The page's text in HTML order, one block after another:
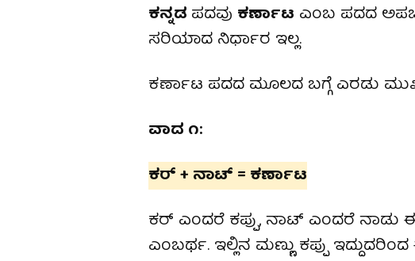
ಕನ್ನಡ ಪದವು ಕರ್ಣಾಟ ಎಂಬ ಪದದ
ಸರಿಯಾದ ನಿರ್ಧಾರ ಇಲ್ಲ.
ಕರ್ಣಾಟ ಪದದ ಮೂಲದ ಬಗ್ಗೆ ಎರಡು
ವಾದ ೧:
ಕರ್ + ನಾಟ್ = ಕರ್ಣಾಟ
ಕರ್ ಎಂದರೆ ಕಪ್ಪು, ನಾಟ್ ಎಂದರೆ
ಎಂಬರ್ಥ. ಇಲ್ಲಿನ ಮಣ್ಣು ಕಪ್ಪು